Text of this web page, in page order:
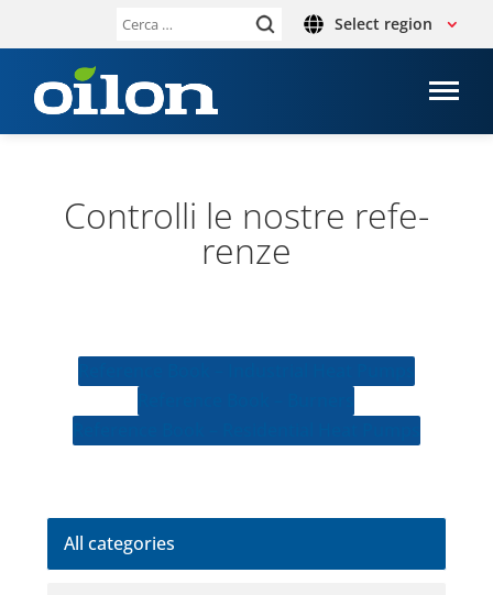
Ricerca Select region
Con­trolli le nostre refe­
renze
All cate­go­ries